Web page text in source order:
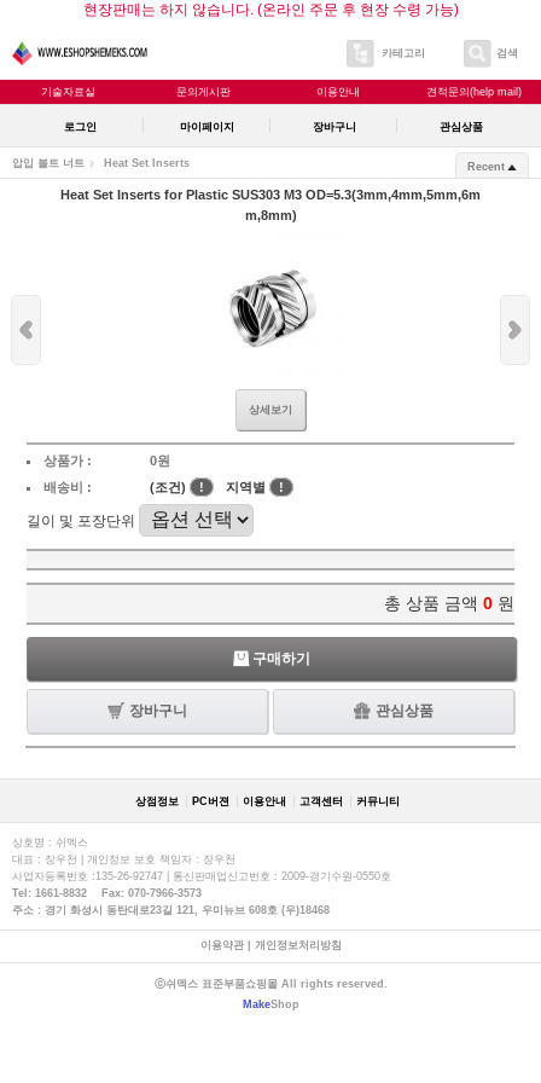
현장판매는 하지 않습니다. (온라인 주문 후 현장 수령 가능)
카테고리 검색
기술자료실 문의게시판 이용안내 견적문의(help mail)
로그인 마이페이지 장바구니 관심상품
압입 볼트 너트 Heat Set Inserts Recent
Heat Set Inserts for Plastic SUS303 M3 OD=5.3(3mm,4mm,5mm,6m
m,8mm)
상세보기
상품가 :
0원
배송비 :
(조건) ! 지역별 !
길이 및 포장단위
총 상품 금액 0 원
구매하기
장바구니 관심상품
상점정보 PC버젼 이용안내 고객센터 커뮤니티
상호명 : 쉬멕스
대표 : 장우천 | 개인정보 보호 책임자 : 장우천
사업자등록번호 :135-26-92747 | 통신판매업신고번호 : 2009-경기수원-0550호
Tel: 1661-8832 Fax: 070-7966-3573
주소 : 경기 화성시 동탄대로23길 121, 우미뉴브 608호 (우)18468
이용약관| 개인정보처리방침
ⓒ쉬멕스 표준부품쇼핑몰 All rights reserved.
MakeShop